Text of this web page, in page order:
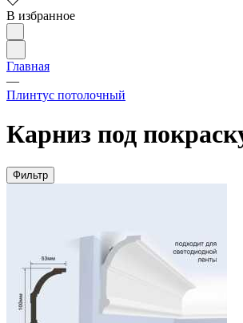
В избранное
Главная
—
Плинтус потолочный
Карниз под
Фильтр